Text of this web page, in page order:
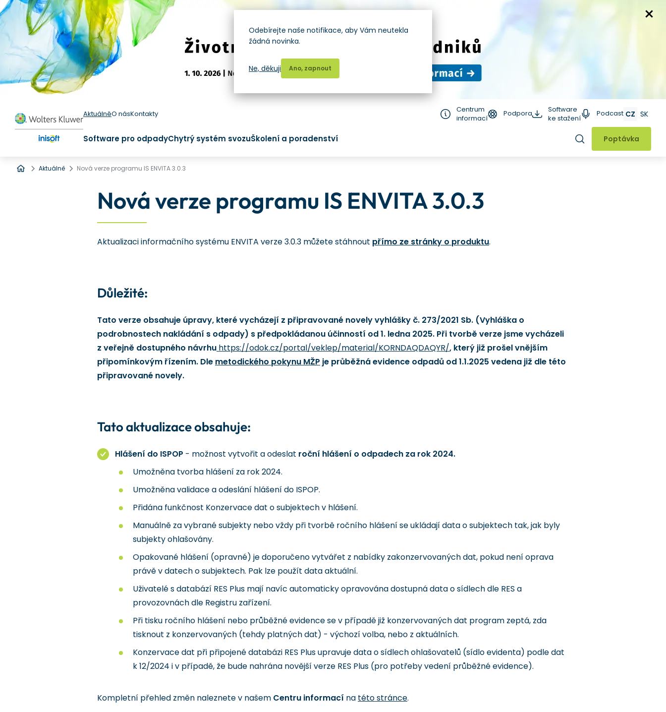
AktuálněO násKontakty
Centrum
informací
Podpora
Software
ke stažení
Podcast CZ SK
Software pro odpadyChytrý systém svozuŠkolení a poradenství Hledat
Poptávka
Úvod
Aktuálně Nová verze programu IS ENVITA 3.0.3
Nová verze programu IS ENVITA 3.0.3
Aktualizaci informačního systému ENVITA verze 3.0.3 můžete stáhnout přímo ze stránky o produktu.
Důležité:
Tato verze obsahuje úpravy, které vycházejí z připravované novely vyhlášky č. 273/2021 Sb. (Vyhláška o
podrobnostech nakládání s odpady) s předpokládanou účinností od 1. ledna 2025. Při tvorbě verze jsme vycházeli
z veřejně dostupného návrhu https://odok.cz/portal/veklep/material/KORNDAQDAQYR/, který již prošel vnějším
připomínkovým řízením. Dle metodického pokynu MŽP je průběžná evidence odpadů od 1.1.2025 vedena již dle této
připravované novely.
Tato aktualizace obsahuje:
Hlášení do ISPOP - možnost vytvořit a odeslat roční hlášení o odpadech za rok 2024.
Umožněna tvorba hlášení za rok 2024.
Umožněna validace a odeslání hlášení do ISPOP.
Přidána funkčnost Konzervace dat o subjektech v hlášení.
Manuálně za vybrané subjekty nebo vždy při tvorbě ročního hlášení se ukládají data o subjektech tak, jak byly
subjekty ohlašovány.
Opakované hlášení (opravné) je doporučeno vytvářet z nabídky zakonzervovaných dat, pokud není oprava
právě v datech o subjektech. Pak lze použít data aktuální.
Uživatelé s databází RES Plus mají navíc automaticky opravována dostupná data o sídlech dle RES a
provozovnách dle Registru zařízení.
Při tisku ročního hlášení nebo průběžné evidence se v případě již konzervovaných dat program zeptá, zda
tisknout z konzervovaných (tehdy platných dat) - výchozí volba, nebo z aktuálních.
Konzervace dat při připojené databázi RES Plus upravuje data o sídlech ohlašovatelů (sídlo evidenta) podle dat
k 12/2024 i v případě, že bude nahrána novější verze RES Plus (pro potřeby vedení průběžné evidence).
Kompletní přehled změn naleznete v našem Centru informací na této stránce.
Odebírejte naše notifikace, aby Vám neutekla
žádná novinka.
Ano, zapnout
Ne, děkuji